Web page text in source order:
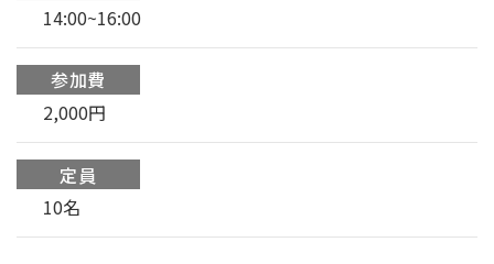
14:00~16:00
参加費
2,000円
定員
10名